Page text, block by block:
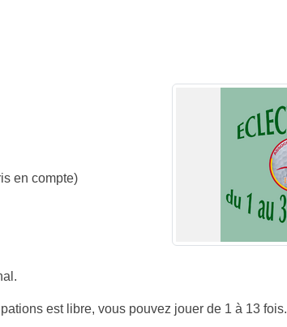
en compte)
est libre, vous pouvez jouer de 1 à 13 fois.